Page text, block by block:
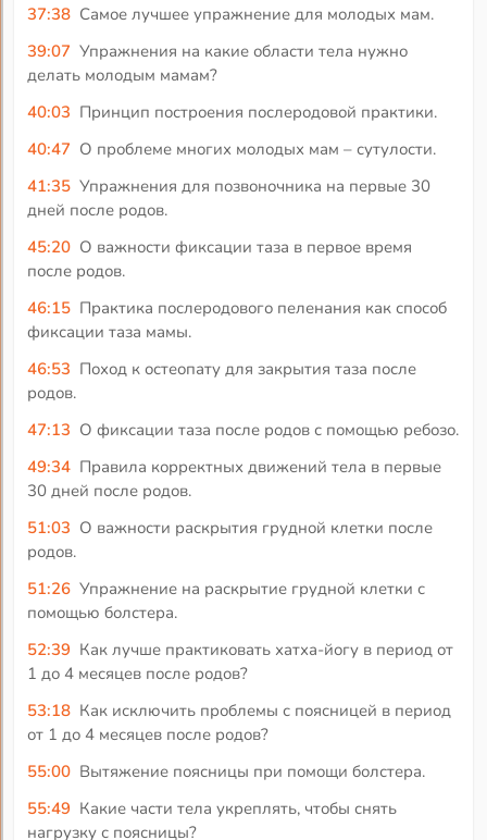
37:38 Самое лучшее упражнение для молодых мам.
39:07 Упражнения на какие области тела нужно
делать молодым мамам?
40:03 Принцип построения послеродовой практики.
40:47 О проблеме многих молодых мам – сутулости.
41:35 Упражнения для позвоночника на первые 30
дней после родов.
45:20 О важности фиксации таза в первое время
после родов.
46:15 Практика послеродового пеленания как способ
фиксации таза мамы.
46:53 Поход к остеопату для закрытия таза после
родов.
47:13 О фиксации таза после родов с помощью ребозо.
49:34 Правила корректных движений тела в первые
30 дней после родов.
51:03 О важности раскрытия грудной клетки после
родов.
51:26 Упражнение на раскрытие грудной клетки с
помощью болстера.
52:39 Как лучше практиковать хатха-йогу в период от
1 до 4 месяцев после родов?
53:18 Как исключить проблемы с поясницей в период
от 1 до 4 месяцев после родов?
55:00 Вытяжение поясницы при помощи болстера.
55:49 Какие части тела укреплять, чтобы снять
нагрузку с поясницы?